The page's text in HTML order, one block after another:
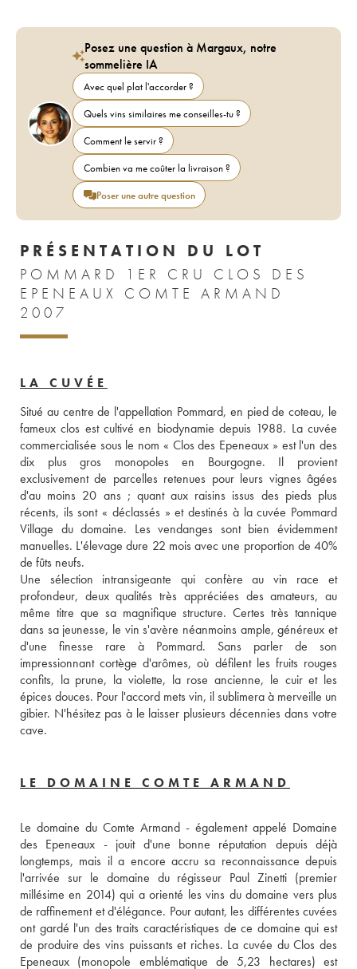
Posez une question à Margaux, notre
sommelière IA
Avec quel plat l'accorder ?
Quels vins similaires me conseilles-tu ?
Comment le servir ?
Combien va me coûter la livraison ?
Poser une autre question
PRÉSENTATION DU LOT
POMMARD 1ER CRU CLOS DES
EPENEAUX COMTE ARMAND
2007
LA CUVÉE
Situé au centre de l'appellation Pommard, en pied de coteau, le
fameux clos est cultivé en biodynamie depuis 1988. La cuvée
commercialisée sous le nom « Clos des Epeneaux » est l'un des
dix plus gros monopoles en Bourgogne. Il provient
exclusivement de parcelles retenues pour leurs vignes âgées
d'au moins 20 ans ; quant aux raisins issus des pieds plus
récents, ils sont « déclassés » et destinés à la cuvée Pommard
Village du domaine. Les vendanges sont bien évidemment
manuelles. L'élevage dure 22 mois avec une proportion de 40%
de fûts neufs.
Une sélection intransigeante qui confère au vin race et
profondeur, deux qualités très appréciées des amateurs, au
même titre que sa magnifique structure. Certes très tannique
dans sa jeunesse, le vin s'avère néanmoins ample, généreux et
d'une finesse rare à Pommard. Sans parler de son
impressionnant cortège d'arômes, où défilent les fruits rouges
confits, la prune, la violette, la rose ancienne, le cuir et les
épices douces. Pour l'accord mets vin, il sublimera à merveille un
gibier. N'hésitez pas à le laisser plusieurs décennies dans votre
cave.
LE DOMAINE COMTE ARMAND
Le domaine du Comte Armand - également appelé Domaine
des Epeneaux - jouit d'une bonne réputation depuis déjà
longtemps, mais il a encore accru sa reconnaissance depuis
l'arrivée sur le domaine du régisseur Paul Zinetti (premier
millésime en 2014) qui a orienté les vins du domaine vers plus
de raffinement et d'élégance. Pour autant, les différentes cuvées
ont gardé l'un des traits caractéristiques de ce domaine qui est
de produire des vins puissants et riches. La cuvée du Clos des
Epeneaux (monopole emblématique de 5,23 hectares) est